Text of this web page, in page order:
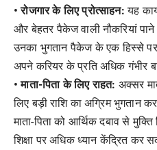
• रोजगार के लिए प्रोत्साहन: यह
और बेहतर पैकेज वाली नौकरियां
उनका भुगतान पैकेज के एक हिस्से पर
अपने करियर के प्रति अधिक गंभीर
• माता-पिता के लिए राहत: अक्सर
लिए बड़ी राशि का अग्रिम भुगतान
माता-पिता को आर्थिक दबाव से
शिक्षा पर अधिक ध्यान केंद्रित कर